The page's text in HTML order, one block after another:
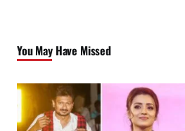
You May Have Missed